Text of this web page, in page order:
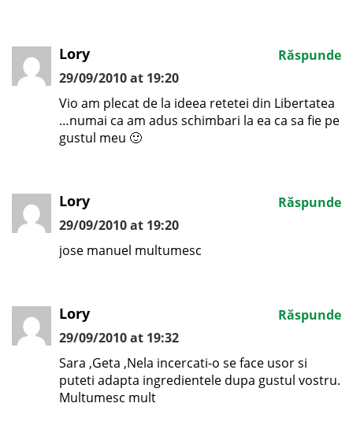
Lory
29/09/2010 at 19:20
Vio am plecat de la ideea retetei din Libertatea
…numai ca am adus schimbari la ea ca sa fie pe
gustul meu 🙂
Răspunde
Lory
29/09/2010 at 19:20
jose manuel multumesc
Răspunde
Lory
29/09/2010 at 19:32
Sara ,Geta ,Nela incercati-o se face usor si
puteti adapta ingredientele dupa gustul vostru.
Multumesc mult
Răspunde